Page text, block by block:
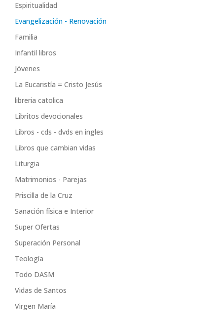
Espiritualidad
Evangelización - Renovación
Familia
Infantil libros
Jóvenes
La Eucaristía = Cristo Jesús
libreria catolica
Libritos devocionales
Libros - cds - dvds en ingles
Libros que cambian vidas
Liturgia
Matrimonios - Parejas
Priscilla de la Cruz
Sanación física e Interior
Super Ofertas
Superación Personal
Teología
Todo DASM
Vidas de Santos
Virgen María